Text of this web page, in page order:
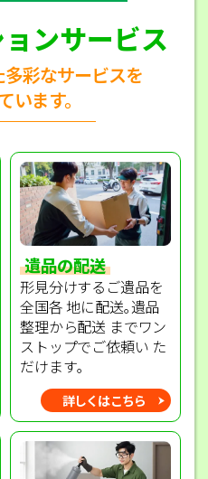
ンサービス
彩なサービスを
います。
遺品の配送
形見分けするご遺品を
全国各 地に配送｡遺品
整理から配送 までワン
ストップでご依頼い た
だけます｡
詳しくはこちら